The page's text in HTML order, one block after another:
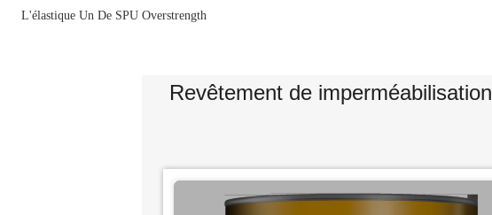
L'élastique Un De SPU Overstrength
Revêtement de